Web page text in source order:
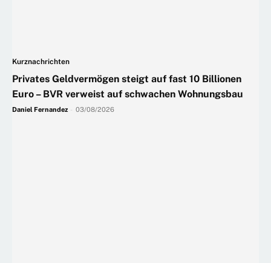
Kurznachrichten
Privates Geldvermögen steigt auf fast 10 Billionen
Euro – BVR verweist auf schwachen Wohnungsbau
Daniel Fernandez 03/08/2026